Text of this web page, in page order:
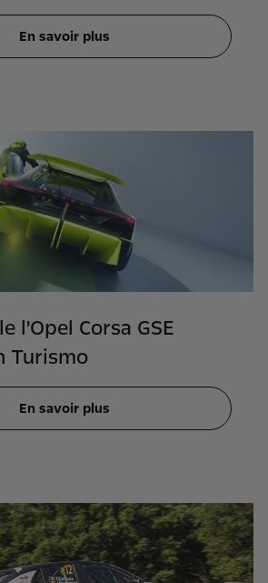
En savoir plus
l'Opel Corsa GSE
Turismo
En savoir plus